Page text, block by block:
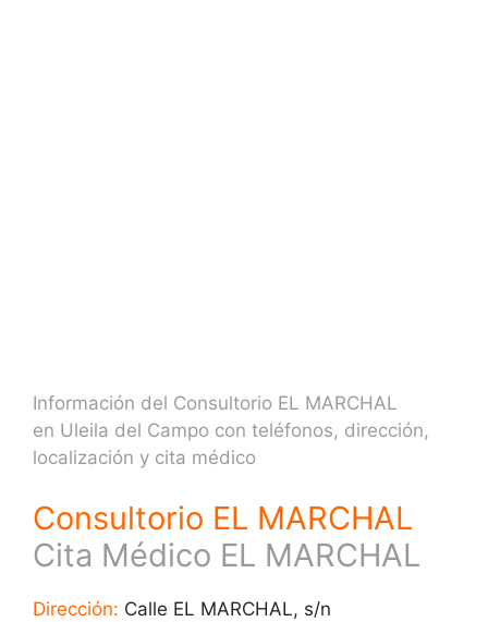
Información del Consultorio EL MARCHAL
en Uleila del Campo con teléfonos, dirección,
localización y cita médico
Consultorio EL MARCHAL
Cita Médico EL MARCHAL
Dirección: Calle EL MARCHAL, s/n